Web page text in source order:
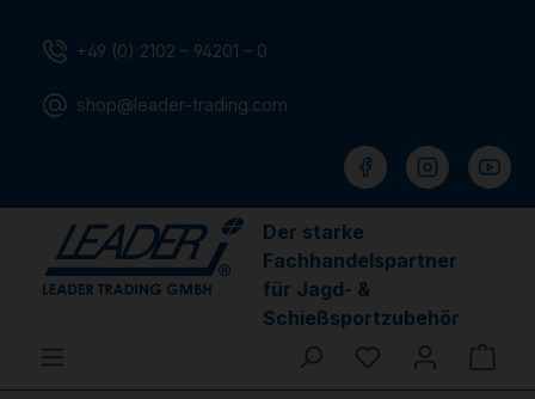
+49 (0) 2102 – 94201 – 0
shop@leader-trading.com
Der starke
Fachhandelspartner
für Jagd- &
Schießsportzubehör
Du hast 0